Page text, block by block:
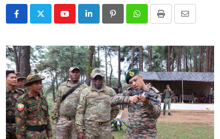
YoutubeLinkedIn PinterestWhatsappPrint
Share
Email